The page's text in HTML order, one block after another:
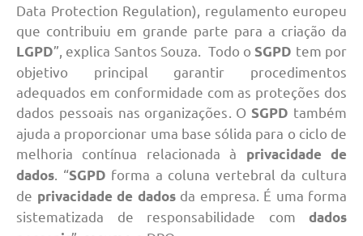
Data Protection Regulation), regulamento europeu
que contribuiu em grande parte para a criação da
LGPD”, explica Santos Souza. Todo o SGPD tem por
objetivo principal garantir procedimentos
adequados em conformidade com as proteções dos
dados pessoais nas organizações. O SGPD também
ajuda a proporcionar uma base sólida para o ciclo de
melhoria contínua relacionada à privacidade de
dados . “SGPD forma a coluna vertebral da cultura
de privacidade de dadosda empresa. É uma forma
sistematizada de responsabilidade com dados